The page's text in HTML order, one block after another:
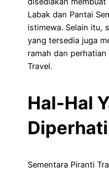
Labak dan Pantai
istimewa. Selain itu,
yang tersedia juga
ramah dan
Travel.
Hal-Hal
Sementara Piranti